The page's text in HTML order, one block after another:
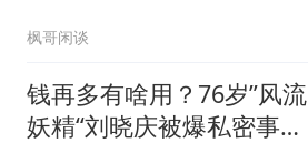
枫哥闲谈
钱再多有啥用？76岁”风流
妖精“刘晓庆被爆私密事，